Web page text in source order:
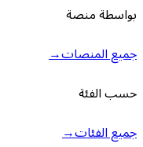
بواسطة منصة
جميع المنصات→
حسب الفئة
جميع الفئات→